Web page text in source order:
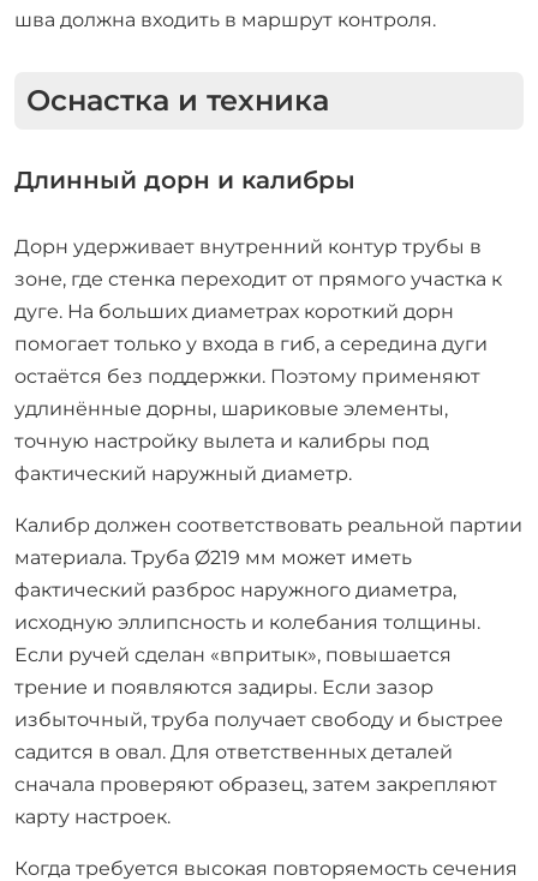
шва должна входить в маршрут контроля.
Оснастка и техника
Длинный дорн и калибры
Дорн удерживает внутренний контур трубы в
зоне, где стенка переходит от прямого участка к
дуге. На больших диаметрах короткий дорн
помогает только у входа в гиб, а середина дуги
остаётся без поддержки. Поэтому применяют
удлинённые дорны, шариковые элементы,
точную настройку вылета и калибры под
фактический наружный диаметр.
Калибр должен соответствовать реальной партии
материала. Труба Ø219 мм может иметь
фактический разброс наружного диаметра,
исходную эллипсность и колебания толщины.
Если ручей сделан «впритык», повышается
трение и появляются задиры. Если зазор
избыточный, труба получает свободу и быстрее
садится в овал. Для ответственных деталей
сначала проверяют образец, затем закрепляют
карту настроек.
Когда требуется высокая повторяемость сечения